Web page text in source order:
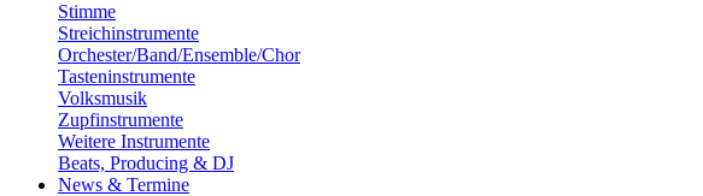
Stimme
Streichinstrumente
Orchester/Band/Ensemble/Chor
Tasteninstrumente
Volksmusik
Zupfinstrumente
Weitere Instrumente
Beats, Producing & DJ
News & Termine